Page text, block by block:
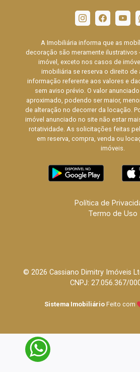
A Imobiliária informa que as
decoração são meramente ilustrativos
imóvel, exceto nos casos de
imobiliária se reserva o direito de
informação referente aos valores e
sem aviso prévio. O valor
aproximado, podendo ser maior,
de alteração no decorrer da locação.
imóvel anunciado no site não estar
rotatividade. As solicitações feitas
em reserva, compra, venda ou
imóveis.
Política de
Termo de Uso
© 2026 Cassiano Dimitry Imóveis
CNPJ: 27.056.367/
Sistema Imobiliário Feito com